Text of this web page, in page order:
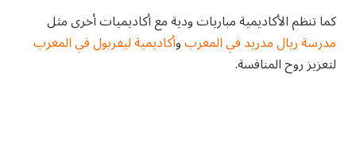
كما تنظم الأكاديمية مباريات ودية مع أكاديميات أخرى مثل
مدرسة ريال مدريد في المغربوأكاديمية ليفربول في المغرب
لتعزيز روح المنافسة.